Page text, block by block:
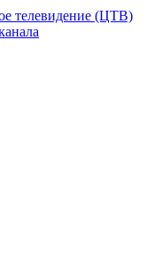
телевидение (ЦТВ)